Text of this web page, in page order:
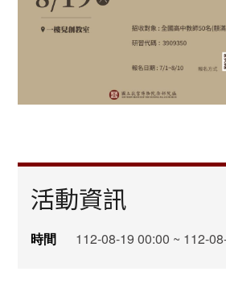
活動資訊
時間 112-08-19 00:00 ~ 112-